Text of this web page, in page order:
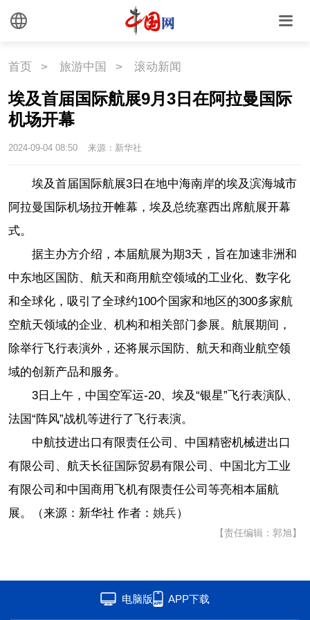
悦读
中国瓷
国情
海洋 草原 湾区
联盟 心理 老年
首页 > 旅游中国 > 滚动新闻
埃及首届国际航展9月3日在阿拉曼国际
机场开幕
2024-09-04 08:50 来源：新华社
埃及首届国际航展3日在地中海南岸的埃及滨海城市
阿拉曼国际机场拉开帷幕，埃及总统塞西出席航展开幕
式。
据主办方介绍，本届航展为期3天，旨在加速非洲和
中东地区国防、航天和商用航空领域的工业化、数字化
和全球化，吸引了全球约100个国家和地区的300多家航
空航天领域的企业、机构和相关部门参展。航展期间，
除举行飞行表演外，还将展示国防、航天和商业航空领
域的创新产品和服务。
3日上午，中国空军运-20、埃及“银星”飞行表演队、
法国“阵风”战机等进行了飞行表演。
中航技进出口有限责任公司、中国精密机械进出口
有限公司、航天长征国际贸易有限公司、中国北方工业
有限公司和中国商用飞机有限责任公司等亮相本届航
展。（来源：新华社 作者： 姚兵）
【责任编辑：郭旭】
电脑版 APP下载